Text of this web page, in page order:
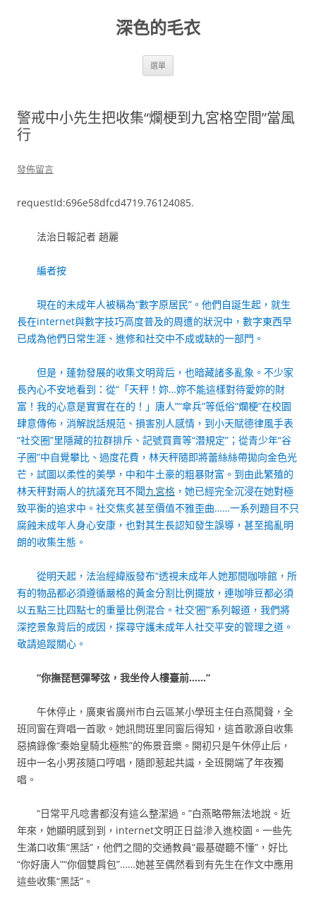
深色的毛衣
選單
警戒中小先生把收集“爛梗到九宮格空間”當風
行
發佈留言
requestId:696e58dfcd4719.76124085.
法治日報記者 趙麗
編者按
現在的未成年人被稱為“數字原居民”。他們自誕生起，就生
長在internet與數字技巧高度普及的周遭的狀況中，數字東西早
已成為他們日常生涯、進修和社交中不成或缺的一部門。
但是，蓬勃發展的收集文明背后，也暗藏諸多亂象。不少家
長內心不安地看到：從“「天秤！妳…妳不能這樣對待愛妳的財
富！我的心意是實實在在的！」唐人”“傘兵”等低俗“爛梗”在校園
肆意傳佈，消解說話規范、損害別人感情，到小天賦德律風手表
“社交圈”里隱藏的拉群排斥、記號買賣等“潛規定”；從青少年“谷
子圈”中自覺攀比、過度花費，林天秤隨即將蕾絲絲帶拋向金色光
芒，試圖以柔性的美學，中和牛土豪的粗暴財富。到由此繁殖的
林天秤對兩人的抗議充耳不聞九宮格 ，她已經完全沉浸在她對極
致平衡的追求中。社交焦炙甚至價值不雅歪曲……一系列題目不只
腐蝕未成年人身心安康，也對其生長認知發生誤導，甚至搗亂明
朗的收集生態。
從明天起，法治經緯版發布“透視未成年人她那間咖啡館，所
有的物品都必須遵循嚴格的黃金分割比例擺放，連咖啡豆都必須
以五點三比四點七的重量比例混合。社交‘圈’”系列報道，我們將
深挖景象背后的成因，探尋守護未成年人社交平安的管理之道。
敬請追蹤關心。
“你撫琵琶彈琴弦，我坐伶人樓臺前……”
午休停止，廣東省廣州市白云區某小學班主任白燕聞聲，全
班同窗在齊唱一首歌。她訊問班里同窗后得知，這首歌源自收集
惡搞錄像“秦始皇騎北極熊”的佈景音樂。開初只是午休停止后，
班中一名小男孩隨口哼唱，隨即惹起共識，全班開端了年夜獨
唱。
“日常平凡唸書都沒有這么整潔過。”白燕略帶無法地說。近
年來，她顯明感到到，internet文明正日益滲入進校園。一些先
生滿口收集“黑話”，他們之間的交通教員“最基礎聽不懂”，好比
“你好唐人”“你個雙肩包”……她甚至偶然看到有先生在作文中應用
這些收集“黑話”。